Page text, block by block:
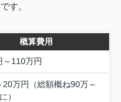
す。
概算費用
～110万円
20万円（総額概ね90万～
）